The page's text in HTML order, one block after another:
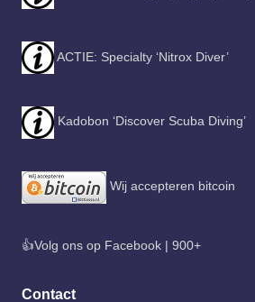
ACTIE: Specialty ‘Nitrox Diver’
Kadobon ‘Discover Scuba Diving’
Wij accepteren bitcoin
👍Volg ons op Facebook | 900+
Contact